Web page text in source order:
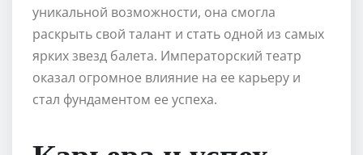
уникальной возможности, она смогла
раскрыть свой талант и стать одной из самых
ярких звезд балета. Императорский театр
оказал огромное влияние на ее карьеру и
стал фундаментом ее успеха.